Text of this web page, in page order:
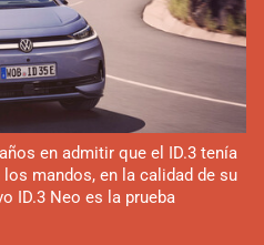
en admitir que el ID.3 tenía
mandos, en la calidad de su
ID.3 Neo es la prueba